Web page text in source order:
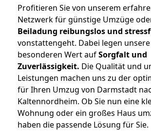
Profitieren Sie von unserem
Netzwerk für günstige Umzüge
Beiladung reibungslos und
vonstattengeht. Dabei legen
besonderen Wert aufSorgfalt und
Zuverlässigkeit. Die Qualität und
Leistungen machen uns zu der
für Ihren Umzug von Darmstadt
Kaltennordheim. Ob Sie nun eine
Wohnung oder ein großes Haus
haben die passende Lösung für Sie.